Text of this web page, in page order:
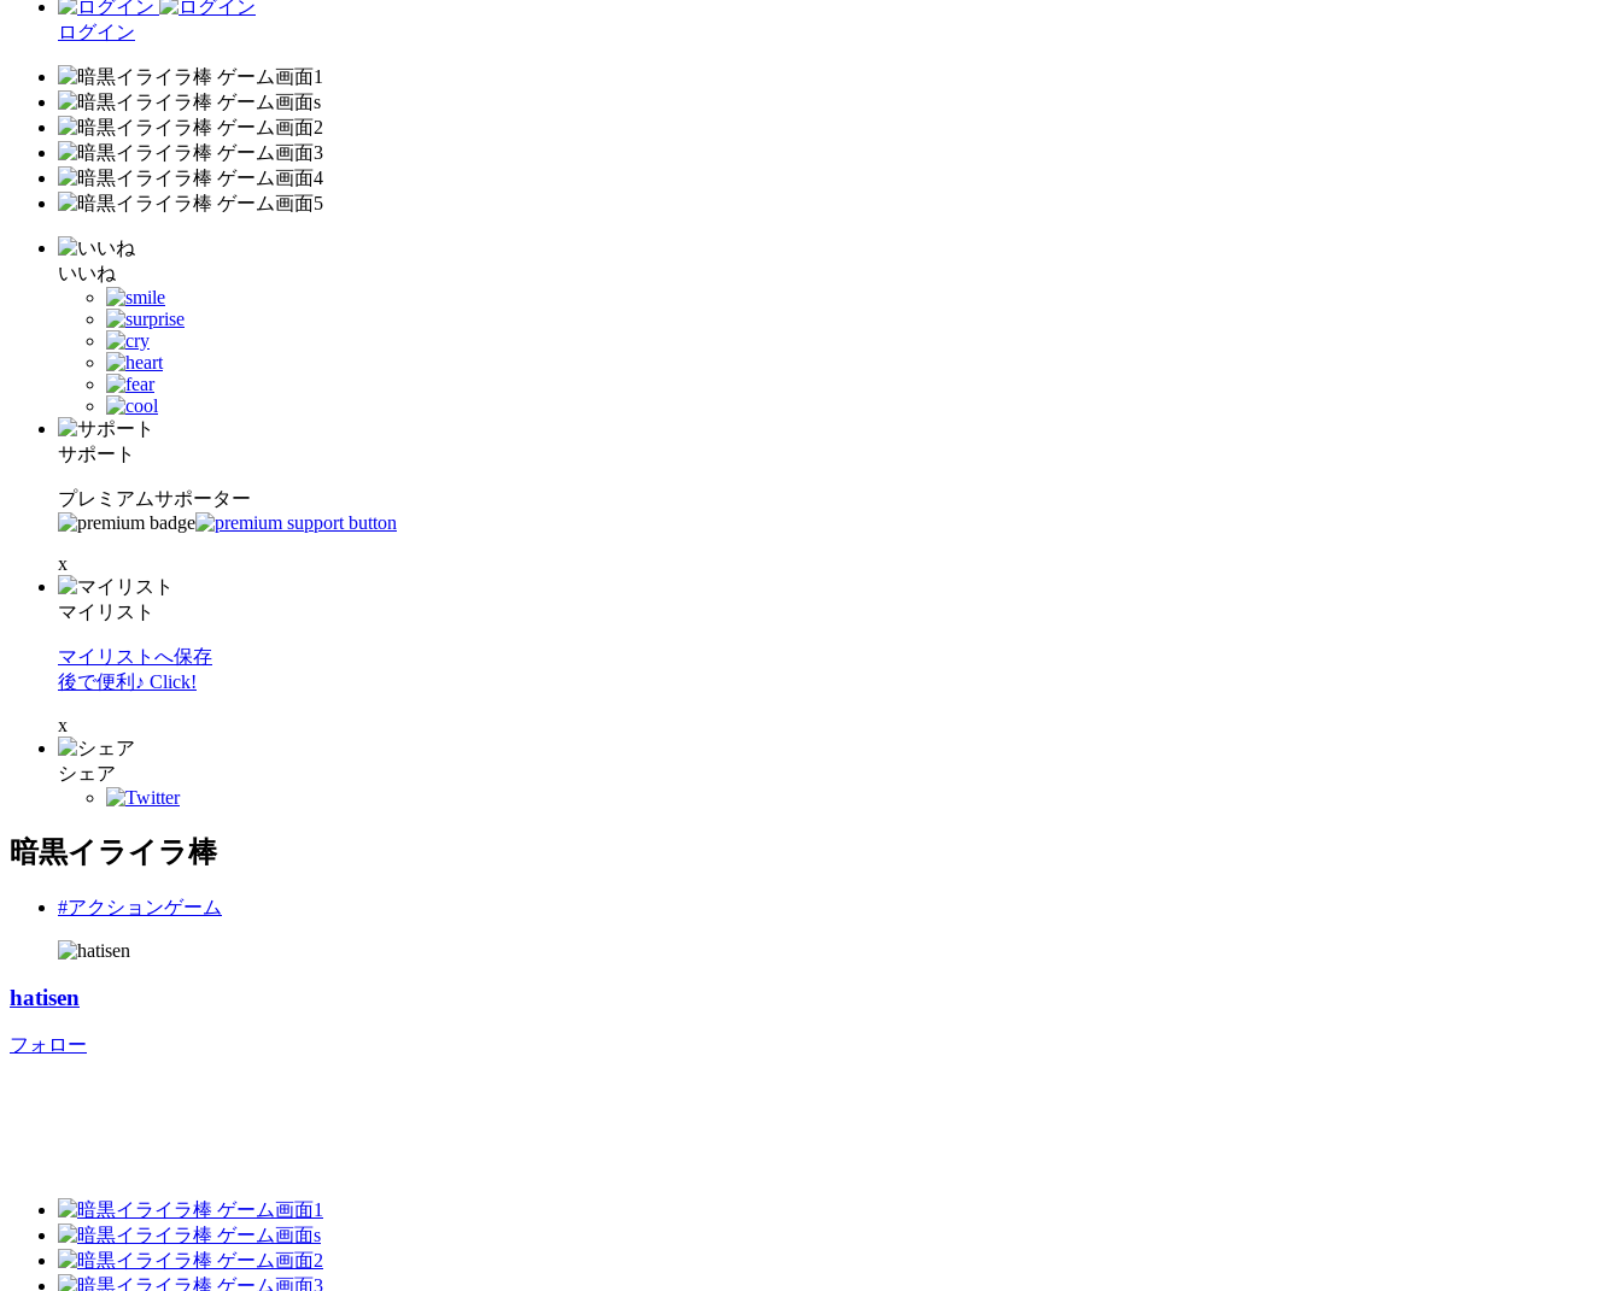
ログイン
いいね
サポート
プレミアムサポーター
x
マイリスト
マイリストへ保存
後で便利♪ Click!
x
シェア
暗黒イライラ棒
#アクションゲーム
hatisen
フォロー